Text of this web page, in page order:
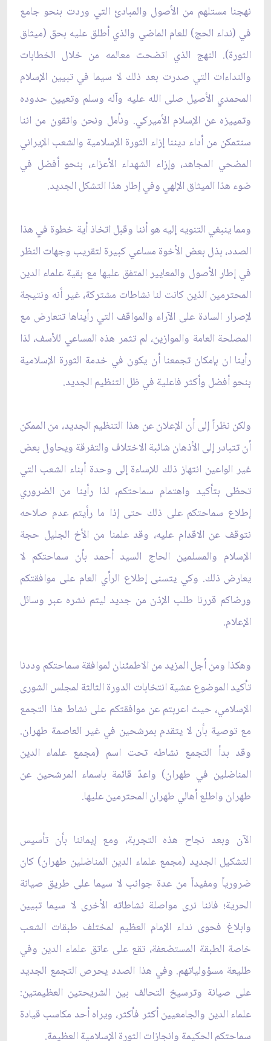
نهجنا مستلهم من الأصول والمبادئ التي وردت بنحو جامع
في (نداء الحج) للعام الماضي والذي أطلق عليه بحق (ميثاق
الثورة). النهج الذي اتضحت معالمه من خلال الخطابات
والنداءات التي صدرت بعد ذلك لا سيما في تبيين الإسلام
المحمدي الأصيل صلى الله عليه وآله وسلم وتعيين حدوده
وتمييزه عن الإسلام الأميركي. ونأمل ونحن واثقون من اننا
سنتمكن من أداء ديننا إزاء الثورة الإسلامية والشعب الإيراني
المضحي المجاهد، وإزاء الشهداء الأعزاء، بنحو أفضل في
ضوء هذا الميثاق الإلهي وفي إطار هذا التشكل الجديد.
ومما ينبغي التنويه إليه هو أننا وقبل اتخاذ أية خطوة في هذا
الصدد، بذل بعض الأخوة مساعي كبيرة لتقريب وجهات النظر
في إطار الأصول والمعايير المتفق عليها مع بقية علماء الدين
المحترمين الذين كانت لنا نشاطات مشتركة، غير أنه ونتيجة
لإصرار السادة على الآراء والمواقف التي رأيناها تتعارض مع
المصلحة العامة والموازين، لم تثمر هذه المساعي للأسف، لذا
رأينا ان بإمكان تجمعنا أن يكون في خدمة الثورة الإسلامية
بنحو أفضل وأكثر فاعلية في ظل التنظيم الجديد.
ولكن نظراً إلى أن الإعلان عن هذا التنظيم الجديد، من الممكن
أن تتبادر إلى الأذهان شائبة الاختلاف والتفرقة ويحاول بعض
غير الواعين انتهاز ذلك للإساءة إلى وحدة أبناء الشعب التي
تحظى بتأكيد واهتمام سماحتكم، لذا رأينا من الضروري
إطلاع سماحتكم على ذلك حتى إذا ما رأيتم عدم صلاحه
نتوقف عن الاقدام عليه، وقد علمنا من الأخ الجليل حجة
الإسلام والمسلمين الحاج السيد أحمد بأن سماحتكم لا
يعارض ذلك. وكي يتسنى إطلاع الرأي العام على موافقتكم
ورضاكم قررنا طلب الإذن من جديد ليتم نشره عبر وسائل
الإعلام.
وهكذا ومن أجل المزيد من الاطمئنان لموافقة سماحتكم وددنا
تأكيد الموضوع عشية انتخابات الدورة الثالثة لمجلس الشورى
الإسلامي، حيث اعربتم عن موافقتكم على نشاط هذا التجمع
مع توصية بأن لا يتقدم بمرشحين في غير العاصمة طهران.
وقد بدأ التجمع نشاطه تحت اسم (مجمع علماء الدين
المناضلين في طهران) واعدّ قائمة باسماء المرشحين عن
طهران واطلع أهالي طهران المحترمين عليها.
الآن وبعد نجاح هذه التجربة، ومع إيماننا بأن تأسيس
التشكيل الجديد (مجمع علماء الدين المناضلين طهران) كان
ضرورياً ومفيداً من عدة جوانب لا سيما على طريق صيانة
الحرية؛ فاننا نرى مواصلة نشاطاته الأخرى لا سيما تبيين
وابلاغ فحوى نداء الإمام العظيم لمختلف طبقات الشعب
خاصة الطبقة المستضعفة، تقع على عاتق علماء الدين وفي
طليعة مسؤولياتهم. وفي هذا الصدد يحرص التجمع الجديد
على صيانة وترسيخ التحالف بين الشريحتين العظيمتين:
علماء الدين والجامعيين أكثر فأكثر، ويراه أحد مكاسب قيادة
سماحتكم الحكيمة وانجازات الثورة الإسلامية العظيمة.